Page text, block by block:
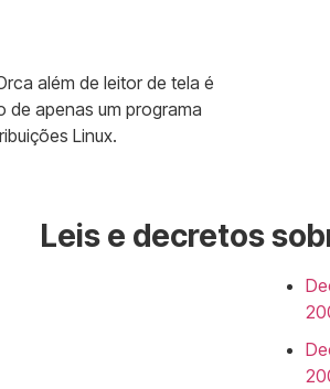
além de leitor de tela é
de apenas um programa
Linux.
Leis e decretos